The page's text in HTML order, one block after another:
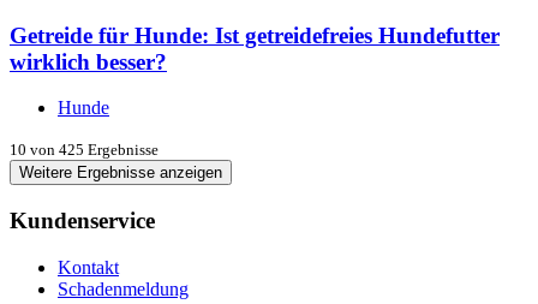
Getreide für Hunde: Ist getreidefreies Hundefutter
wirklich besser?
Hunde
10 von 425 Ergebnisse
Weitere Ergebnisse anzeigen
Kundenservice
Kontakt
Schadenmeldung